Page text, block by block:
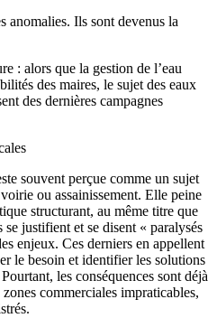
anomalies. Ils sont devenus la
: alors que la gestion de l’eau
des maires, le sujet des eaux
des dernières campagnes
souvent perçue comme un sujet
ou assainissement. Elle peine
structurant, au même titre que
justifient et se disent « paralysés
enjeux. Ces derniers en appellent
le besoin et identifier les solutions
les conséquences sont déjà
commerciales impraticables,